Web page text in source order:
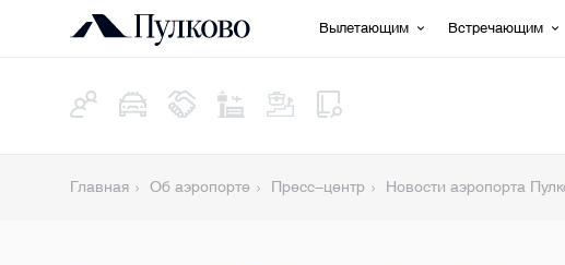
Вылетающим Встречающим
Главная Об аэропорте Пресс-центр Новости аэропорта